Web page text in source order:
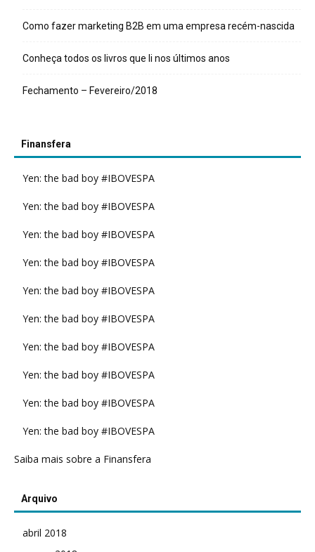
Como fazer marketing B2B em uma empresa recém-nascida
Conheça todos os livros que li nos últimos anos
Fechamento – Fevereiro/2018
Finansfera
Yen: the bad boy #IBOVESPA
Yen: the bad boy #IBOVESPA
Yen: the bad boy #IBOVESPA
Yen: the bad boy #IBOVESPA
Yen: the bad boy #IBOVESPA
Yen: the bad boy #IBOVESPA
Yen: the bad boy #IBOVESPA
Yen: the bad boy #IBOVESPA
Yen: the bad boy #IBOVESPA
Yen: the bad boy #IBOVESPA
Saiba mais sobre a Finansfera
Arquivo
abril 2018